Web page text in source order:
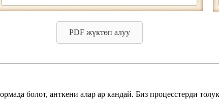
PDF жүктөп алуу
болот, анткени алар ар кандай. Биз процесстерди